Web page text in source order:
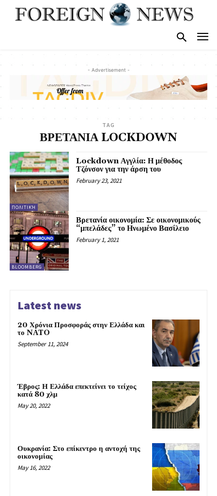
- Advertisement -
TAG
ΒΡΕΤΑΝΙΑ LOCKDOWN
ΠΟΛΙΤΙΚΉ
Lockdown Αγγλία: Η μέθοδος
Τζόνσον για την άρση του
February 23, 2021
BLOOMBERG
Βρετανία οικονομία: Σε οικονομικούς
“μπελάδες” το Ηνωμένο Βασίλειο
February 1, 2021
Latest news
20 Χρόνια Προσφοράς στην Ελλάδα και
το NATO
September 11, 2024
Έβρος: Η Ελλάδα επεκτείνει το τείχος
κατά 80 χλμ
May 20, 2022
Ουκρανία: Στο επίκεντρο η αντοχή της
οικονομίας
May 16, 2022